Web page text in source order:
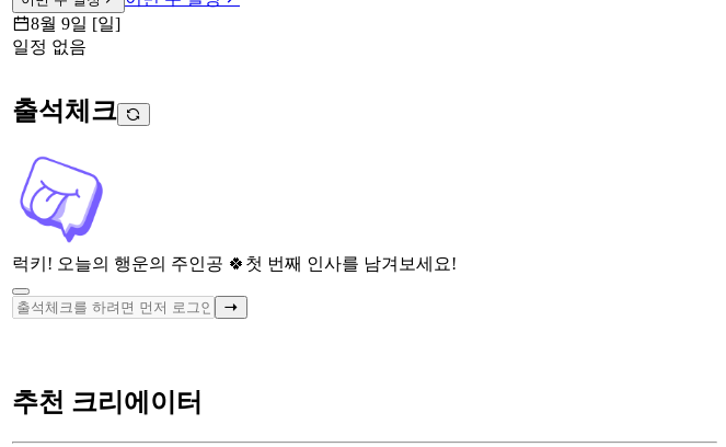
8월 9일 [일]
일정 없음
출석체크
럭키! 오늘의 행운의 주인공 🍀 첫 번째 인사를 남겨보세요!
추천 크리에이터